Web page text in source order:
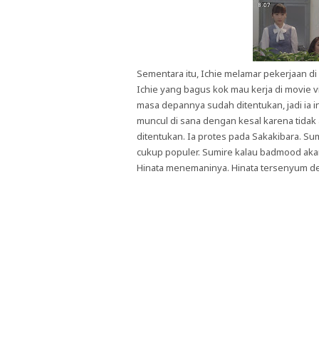
Sementara itu, Ichie melamar pekerjaan
Ichie yang bagus kok mau kerja di movie
masa depannya sudah ditentukan, jadi ia
muncul di sana dengan kesal karena
ditentukan. Ia protes pada Sakakibara.
cukup populer. Sumire kalau badmood
Hinata menemaninya. Hinata tersenyum